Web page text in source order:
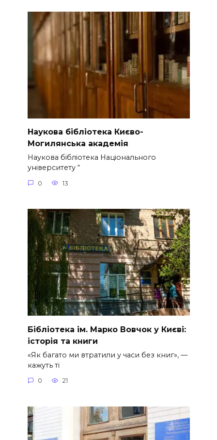
Наукова бібліотека Києво-
Могилянська академія
Наукова бібліотека Національного
університету “
0 13
Бібліотека ім. Марко Вовчок у Києві:
історія та книги
«Як багато ми втратили у часи без книг», —
кажуть ті
0 21